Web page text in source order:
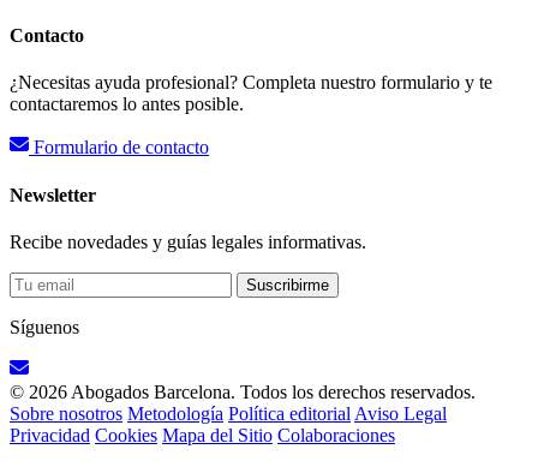
Contacto
¿Necesitas ayuda profesional? Completa nuestro formulario y te
contactaremos lo antes posible.
Formulario de contacto
Newsletter
Recibe novedades y guías legales informativas.
Suscribirme
Síguenos
© 2026 Abogados Barcelona. Todos los derechos reservados.
Sobre nosotros Metodología Política editorial Aviso Legal
Privacidad Cookies Mapa del Sitio Colaboraciones